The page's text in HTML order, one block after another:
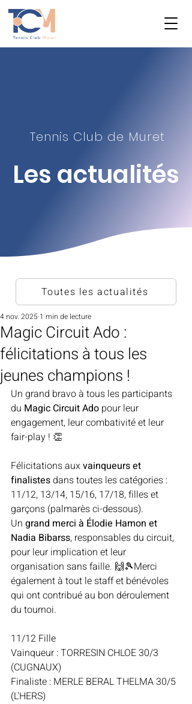
Tennis Club de Muret
Les actualités
Toutes les actualités
Magic Circuit Ado :
félicitations à tous les
jeunes champions !
4 nov. 2025 1 min de lecture
Un grand bravo à tous les participants
du Magic Circuit Ado pour leur
engagement, leur combativité et leur
fair-play ! 👏
Félicitations aux vainqueurs et
finalistes dans toutes les catégories :
11/12, 13/14, 15/16, 17/18, filles et
garçons (palmarès ci-dessous).
Un grand merci à Élodie Hamon et
Nadia Bibarss, responsables du circuit,
pour leur implication et leur
organisation sans faille. 🙌🎾Merci
également à tout le staff et bénévoles
qui ont contribué au bon déroulement
du tournoi.
11/12 Fille
Vainqueur : TORRESIN CHLOE 30/3
(CUGNAUX)
Finaliste : MERLE BERAL THELMA 30/5
(L'HERS)